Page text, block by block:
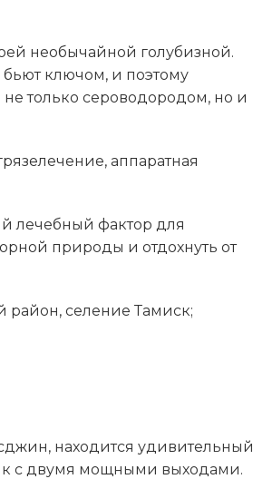
необычайной голубизной.
ключом, и поэтому
только сероводородом, но и
аппаратная
лечебный фактор для
природы и отдохнуть от
район, селение Тамиск;
находится удивительный
с двумя мощными выходами.